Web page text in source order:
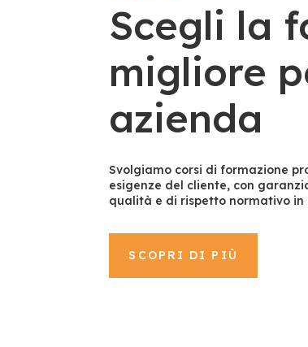
Scegli la
migliore
azienda
Svolgiamo corsi di formazione
esigenze del cliente, con
qualità e di rispetto normativo in
SCOPRI DI PIÙ